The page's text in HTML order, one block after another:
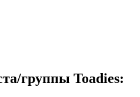
группы Toadies: